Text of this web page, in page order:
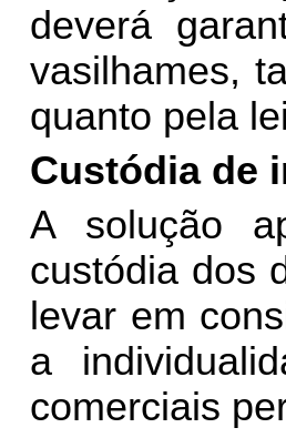
deverá
vasilhames,
quanto pela
Custódia de
A solução
custódia dos
levar em
a
comerciais